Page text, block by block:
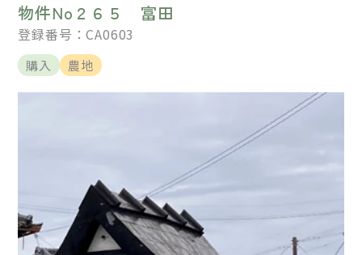
物件No２６５ 富田
登録番号：CA0603
購入 農地